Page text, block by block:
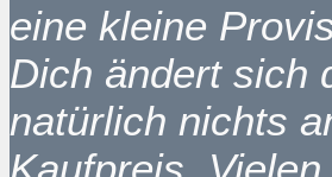
eine kleine
Dich ändert sich
natürlich nichts
Kaufpreis.